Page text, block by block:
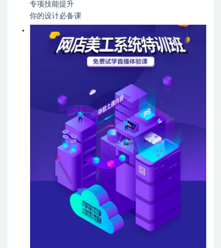
专项技能提升
你的设计必备课